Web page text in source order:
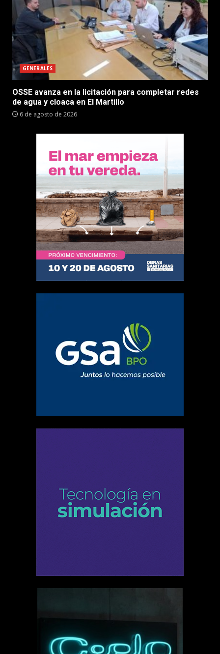
GENERALES
OSSE avanza en la licitación para completar redes
de agua y cloaca en El Martillo
6 de agosto de 2026